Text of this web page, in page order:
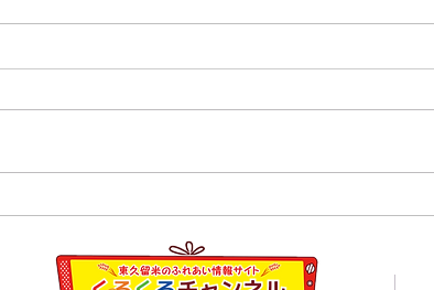
８月１日,２日清瀬駅南口ふ
れあい通り夏祭り
7月